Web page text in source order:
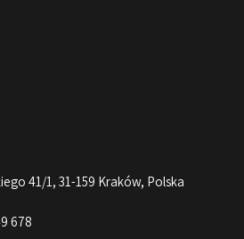
41/1, 31-159 Kraków, Polska
678